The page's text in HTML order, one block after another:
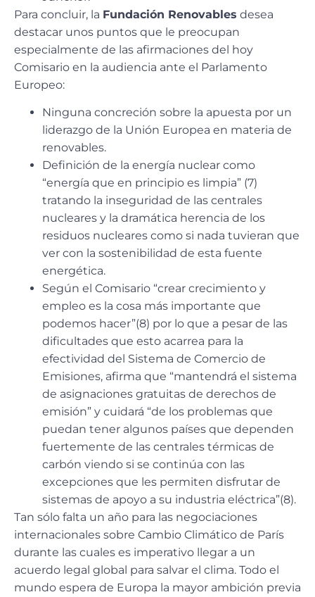
Para concluir, la Fundación Renovables desea
destacar unos puntos que le preocupan
especialmente de las afirmaciones del hoy
Comisario en la audiencia ante el Parlamento
Europeo:
Ninguna concreción sobre la apuesta por un
liderazgo de la Unión Europea en materia de
renovables.
Definición de la energía nuclear como
“energía que en principio es limpia” (7)
tratando la inseguridad de las centrales
nucleares y la dramática herencia de los
residuos nucleares como si nada tuvieran que
ver con la sostenibilidad de esta fuente
energética.
Según el Comisario “crear crecimiento y
empleo es la cosa más importante que
podemos hacer”(8) por lo que a pesar de las
dificultades que esto acarrea para la
efectividad del Sistema de Comercio de
Emisiones, afirma que “mantendrá el sistema
de asignaciones gratuitas de derechos de
emisión” y cuidará “de los problemas que
puedan tener algunos países que dependen
fuertemente de las centrales térmicas de
carbón viendo si se continúa con las
excepciones que les permiten disfrutar de
sistemas de apoyo a su industria eléctrica”(8).
Tan sólo falta un año para las negociaciones
internacionales sobre Cambio Climático de París
durante las cuales es imperativo llegar a un
acuerdo legal global para salvar el clima. Todo el
mundo espera de Europa la mayor ambición previa